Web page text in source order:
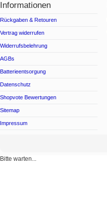
Informationen
Rückgaben & Retouren
Vertrag widerrufen
Widerrufsbelehrung
AGBs
Batterieentsorgung
Datenschutz
Shopvote Bewertungen
Sitemap
Impressum
Bitte warten...